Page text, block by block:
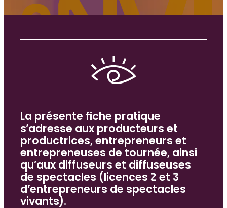
La présente fiche pratique
s’adresse aux producteurs et
productrices, entrepreneurs et
entrepreneuses de tournée, ainsi
qu’aux diffuseurs et diffuseuses
de spectacles (licences 2 et 3
d’entrepreneurs de spectacles
vivants).